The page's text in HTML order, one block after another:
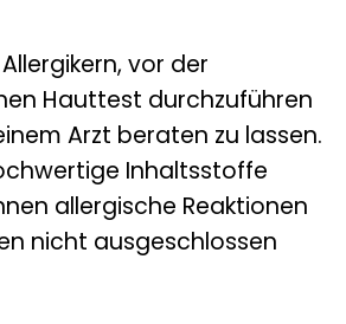
vor der
Hauttest durchzuführen
Arzt beraten zu lassen.
Inhaltsstoffe
allergische Reaktionen
nicht ausgeschlossen